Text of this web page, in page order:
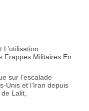
Frappes Militaires En
sur l’escalade
Unis et l’Iran depuis
Lalit,